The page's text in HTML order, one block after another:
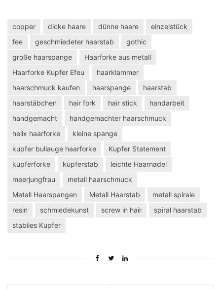
copper dicke haare dünne haare
einzelstück
fee
geschmiedeter haarstab
gothic
große haarspange
Haarforke aus metall
Haarforke Kupfer Efeu
haarklammer
haarschmuck kaufen
haarspange
haarstab
haarstäbchen
hair fork hair stick
handarbeit
handgemacht
handgemachter haarschmuck
helix haarforke
kleine spange
kupfer bullauge haarforke
Kupfer Statement
kupferforke
kupferstab
leichte Haarnadel
meerjungfrau
metall haarschmuck
Metall Haarspangen
Metall Haarstab
metall spirale
resin
schmiedekunst screw in hair
spiral haarstab
stabiles Kupfer